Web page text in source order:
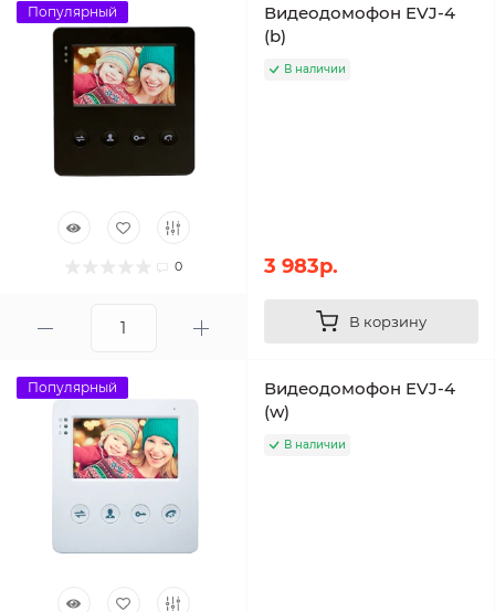
Популярный
0
Видеодомофон EVJ-4
(b)
В наличии
3 983р.
В корзину
Популярный
Видеодомофон EVJ-4
(w)
В наличии